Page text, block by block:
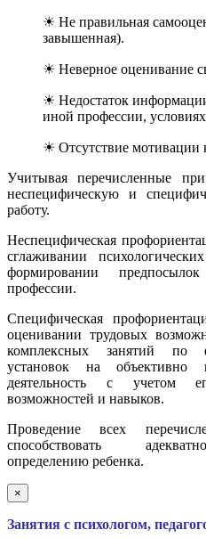
☀ Не правильная
завышенная).
☀ Неверное оценивание
☀ Недостаток
иной профессии, условиях
☀ Отсутствие мотивации
Учитывая перечисленные
неспецифическую и
работу.
Неспецифическая
сглаживании
формировании
профессии.
Специфическая
оценивании трудовых
комплексных занятий по
установок на объективно
деятельность с учетом
возможностей и навыков.
Проведение всех
способствовать
определению ребенка.
×
Занятия с психологом,